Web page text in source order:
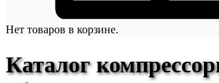
Нет товаров в корзине.
Каталог